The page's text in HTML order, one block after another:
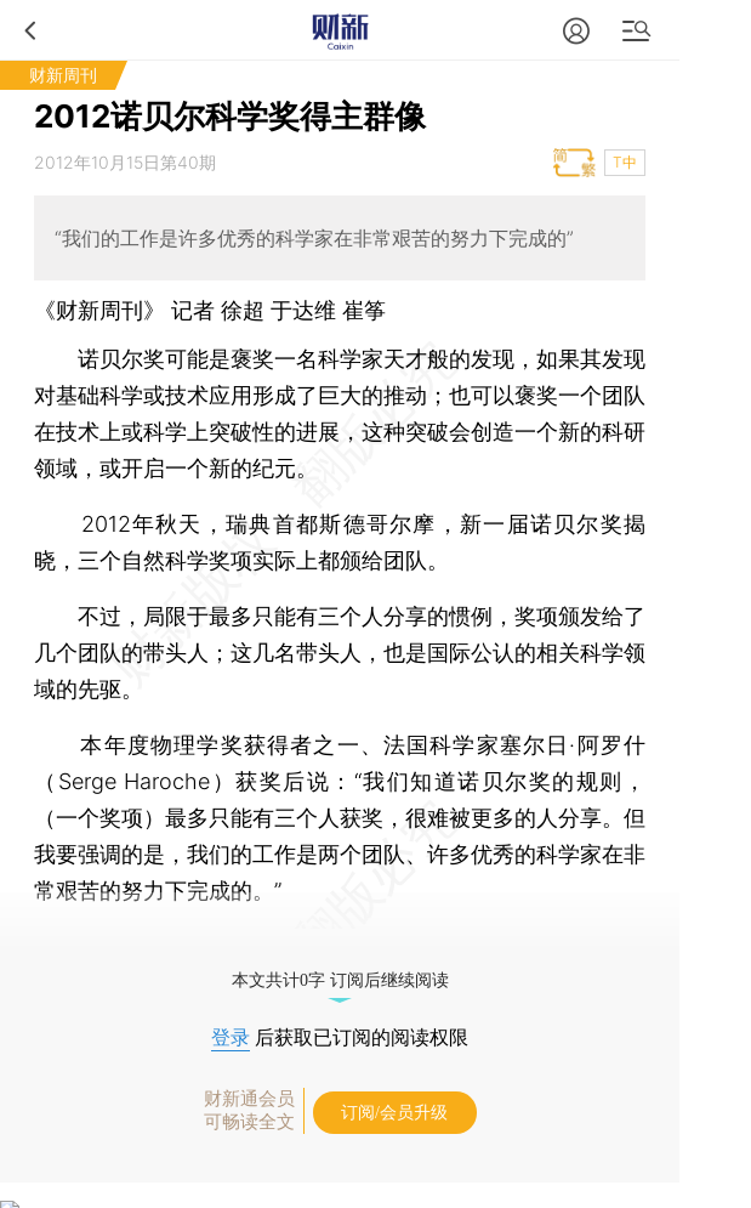
财新周刊
2012诺贝尔科学奖得主群像
2012年10月15日第40期 T中
“我们的工作是许多优秀的科学家在非常艰苦的努力下完成的”
《财新周刊》 记者 徐超 于达维 崔筝
诺贝尔奖可能是褒奖一名科学家天才般的发现，如果其发现
对基础科学或技术应用形成了巨大的推动；也可以褒奖一个团队
在技术上或科学上突破性的进展，这种突破会创造一个新的科研
领域，或开启一个新的纪元。
2012年秋天，瑞典首都斯德哥尔摩，新一届诺贝尔奖揭
晓，三个自然科学奖项实际上都颁给团队。
不过，局限于最多只能有三个人分享的惯例，奖项颁发给了
几个团队的带头人；这几名带头人，也是国际公认的相关科学领
域的先驱。
本年度物理学奖获得者之一、法国科学家塞尔日·阿罗什
（Serge Haroche）获奖后说：“我们知道诺贝尔奖的规则，
（一个奖项）最多只能有三个人获奖，很难被更多的人分享。但
我要强调的是，我们的工作是两个团队、许多优秀的科学家在非
常艰苦的努力下完成的。”
本文共计0字 订阅后继续阅读
登录 后获取已订阅的阅读权限
财新通会员
可畅读全文
订阅/会员升级